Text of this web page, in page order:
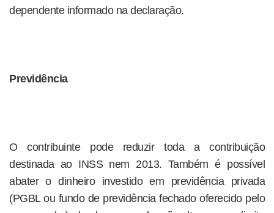
dependente informado na declaração.
Previdência
O contribuinte pode reduzir toda a contribuição
destinada ao INSS nem 2013. Também é possível
abater o dinheiro investido em previdência privada
(PGBL ou fundo de previdência fechado oferecido pelo